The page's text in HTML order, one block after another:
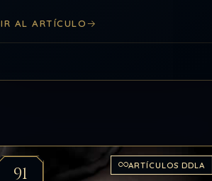
se distribuyeron en algunos salones
IR AL ARTÍCULO
91 ARTÍCULOS DDLA